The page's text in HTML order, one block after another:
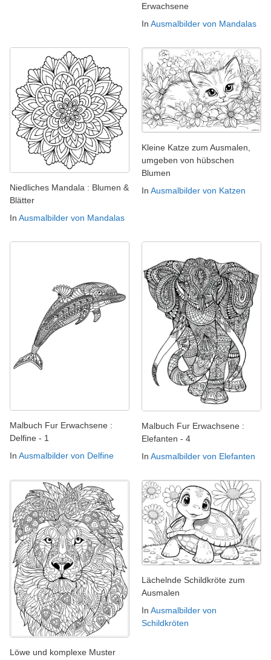
Erwachsene
In Ausmalbilder von Mandalas
Niedliches Mandala : Blumen &
Blätter
In Ausmalbilder von Mandalas
Kleine Katze zum Ausmalen,
umgeben von hübschen
Blumen
In Ausmalbilder von Katzen
Malbuch Fur Erwachsene :
Delfine - 1
In Ausmalbilder von Delfine
Malbuch Fur Erwachsene :
Elefanten - 4
In Ausmalbilder von Elefanten
Löwe und komplexe Muster
Lächelnde Schildkröte zum
Ausmalen
In Ausmalbilder von
Schildkröten